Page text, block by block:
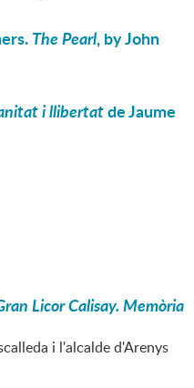
The Pearl, by John
i llibertatde Jaume
Licor Calisay. Memòria
i l'alcalde d'Arenys